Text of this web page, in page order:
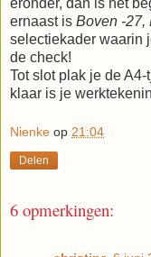
ernaast is Boven -27,
selectiekader waarin
de check!
Tot slot plak je de
klaar is je
Nienke op 21:04
Delen
6 opmerkingen: